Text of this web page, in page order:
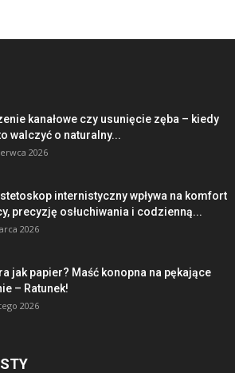
kanałowe czy usunięcie zęba – kiedy
walczyć o naturalny...
2026
internistyczny wpływa na komfort
precyzję osłuchiwania i codzienną...
2026
jak papier? Maść konopna na pękające
– Ratunek!
2026